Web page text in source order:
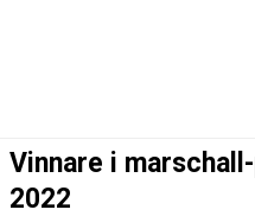
VÅRA LAG
Vinnare i
2022